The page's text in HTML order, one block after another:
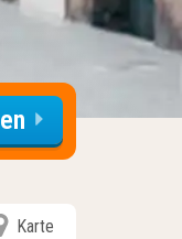
Karte